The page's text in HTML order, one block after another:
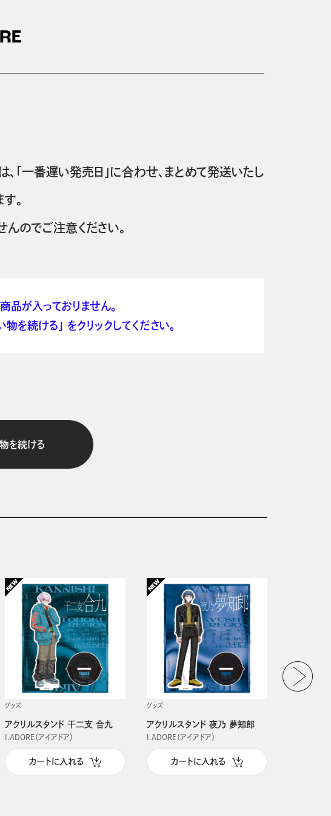
「一番遅い発売日」に合わせ、まとめて発送いたし
す。
のでご注意ください。
品が入っておりません。
を続ける」 をクリックしてください。
を続ける
グッズ
アクリルスタンド 干二支 合九
I.ADORE（アイアドア）
カートに入れる
グッズ
アクリルスタンド 夜乃 夢知郎
I.ADORE（アイアドア）
カートに入れる